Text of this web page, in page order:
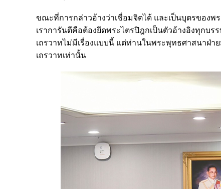
ขณะที่การกล่าวอ้างว่าเชื่อมจิตได้ และเป็นบุตรของพ
เราการันตีคือต้องยึดพระไตรปิฎกเป็นตัวอ้างอิงทุกบร
เถรวาทไม่มีเรื่องแบบนี้ แต่ท่านในพระพุทธศาสนาฝ่า
เถรวาทเท่านั้น